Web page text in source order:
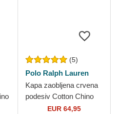
(5)
Polo Ralph Lauren
Kapa zaobljena crvena
podesiv Cotton Chino
Classic Sport Polo
EUR 64,95